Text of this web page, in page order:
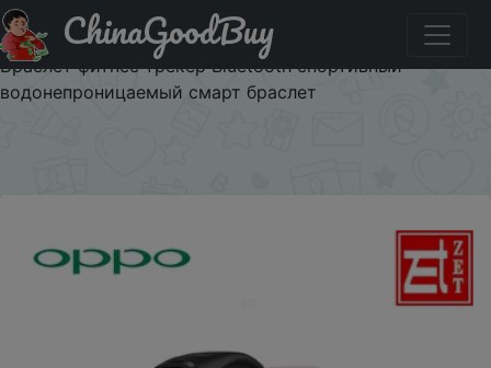
Код на знижку CHINACUPON1111 Оригинальный Смарт
браслет OPPO Band 2 цвета AMOLED экран Смарт
Браслет фитнес трекер Bluetooth спортивный
водонепроницаемый смарт браслет
ChinaGoodBuy